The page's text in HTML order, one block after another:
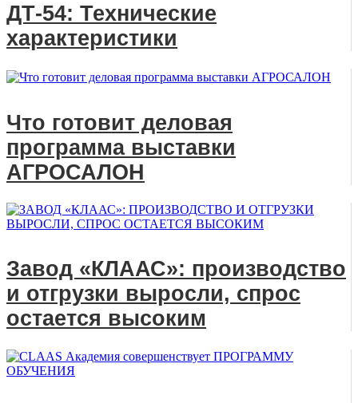
ДТ-54: Технические
характеристики
Что готовит деловая
программа выставки
АГРОСАЛОН
Завод «КЛААС»: производство
и отгрузки выросли, спрос
остается высоким